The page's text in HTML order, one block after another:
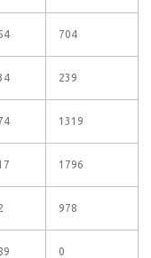
704
239
1319
1796
978
0